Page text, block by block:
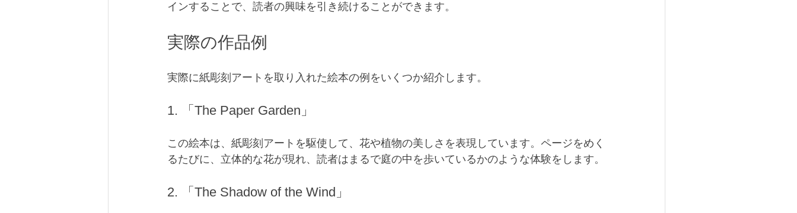
インすることで、読者の興味を引き続けることができます。
実際の作品例
実際に紙彫刻アートを取り入れた絵本の例をいくつか紹介します。
1. 「The Paper Garden」
この絵本は、紙彫刻アートを駆使して、花や植物の美しさを表現しています。ページをめく
るたびに、立体的な花が現れ、読者はまるで庭の中を歩いているかのような体験をします。
2. 「The Shadow of the Wind」